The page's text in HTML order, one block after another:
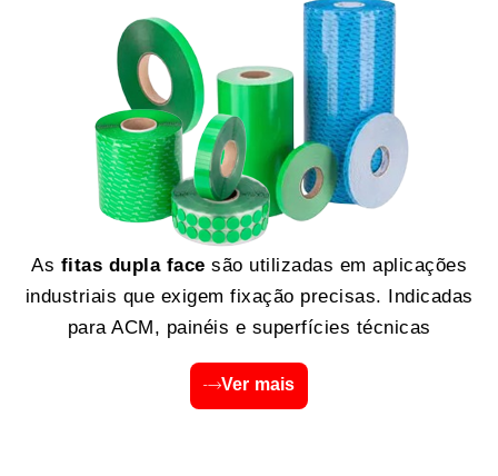
As fitas dupla face são utilizadas em aplicações
industriais que exigem fixação precisas. Indicadas
para ACM, painéis e superfícies técnicas
Ver mais